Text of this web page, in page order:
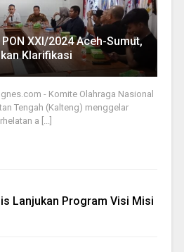
XXI/2024 Aceh-Sumut,
Klarifikasi
- Komite Olahraga Nasional
Tengah (Kalteng) menggelar
a [...]
Lanjukan Program Visi Misi